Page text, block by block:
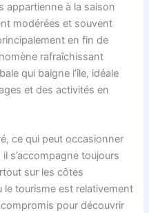
appartienne à la saison
modérées et souvent
en fin de
rafraîchissant
qui baigne l’île, idéale
et des activités en
ce qui peut occasionner
s’accompagne toujours
sur les côtes
le tourisme est relativement
pour découvrir